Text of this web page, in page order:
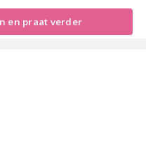
en praat verder